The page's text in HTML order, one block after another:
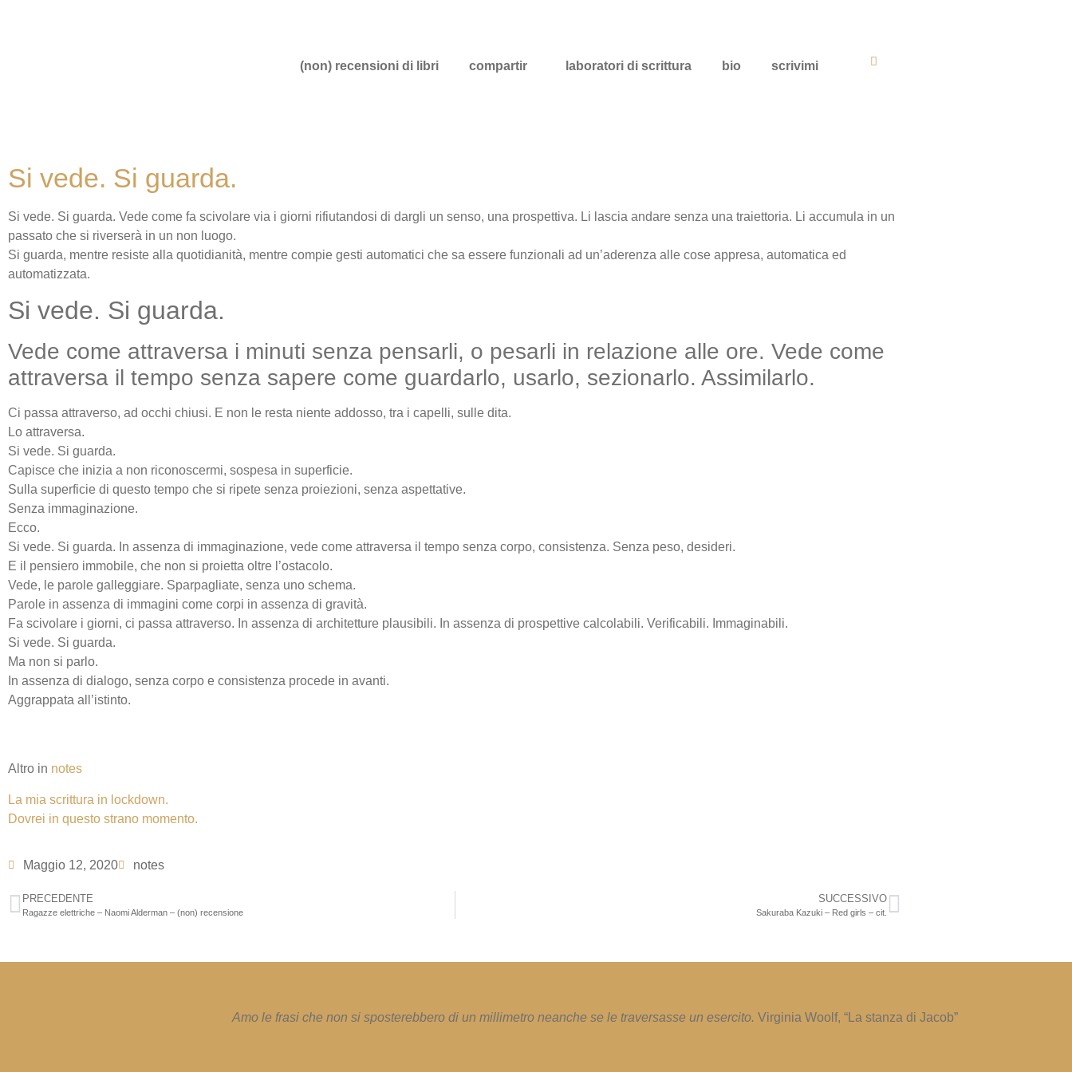
(non) recensioni di libri compartir laboratori di scrittura bio scrivimi
Si vede. Si guarda.
Si vede. Si guarda. Vede come fa scivolare via i giorni rifiutandosi di dargli un senso, una prospettiva. Li lascia andare senza una traiettoria. Li accumula in un
passato che si riverserà in un non luogo.
Si guarda, mentre resiste alla quotidianità, mentre compie gesti automatici che sa essere funzionali ad un’aderenza alle cose appresa, automatica ed
automatizzata.
Si vede. Si guarda.
Vede come attraversa i minuti senza pensarli, o pesarli in relazione alle ore. Vede come
attraversa il tempo senza sapere come guardarlo, usarlo, sezionarlo. Assimilarlo.
Ci passa attraverso, ad occhi chiusi. E non le resta niente addosso, tra i capelli, sulle dita.
Lo attraversa.
Si vede. Si guarda.
Capisce che inizia a non riconoscermi, sospesa in superficie.
Sulla superficie di questo tempo che si ripete senza proiezioni, senza aspettative.
Senza immaginazione.
Ecco.
Si vede. Si guarda. In assenza di immaginazione, vede come attraversa il tempo senza corpo, consistenza. Senza peso, desideri.
E il pensiero immobile, che non si proietta oltre l’ostacolo.
Vede, le parole galleggiare. Sparpagliate, senza uno schema.
Parole in assenza di immagini come corpi in assenza di gravità.
Fa scivolare i giorni, ci passa attraverso. In assenza di architetture plausibili. In assenza di prospettive calcolabili. Verificabili. Immaginabili.
Si vede. Si guarda.
Ma non si parlo.
In assenza di dialogo, senza corpo e consistenza procede in avanti.
Aggrappata all’istinto.
Altro in notes
La mia scrittura in lockdown.
Dovrei in questo strano momento.
Maggio 12, 2020 notes
PRECEDENTE
Ragazze elettriche – Naomi Alderman – (non) recensione
SUCCESSIVO
Sakuraba Kazuki – Red girls – cit.
Amo le frasi che non si sposterebbero di un millimetro neanche se le traversasse un esercito. Virginia Woolf, “La stanza di Jacob”